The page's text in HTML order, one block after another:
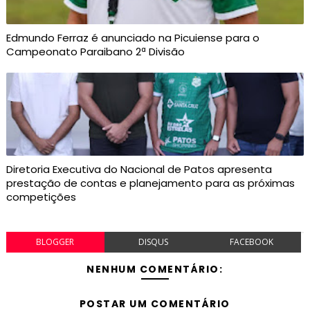
Edmundo Ferraz é anunciado na Picuiense para o
Campeonato Paraibano 2ª Divisão
Diretoria Executiva do Nacional de Patos apresenta
prestação de contas e planejamento para as próximas
competições
BLOGGER DISQUS FACEBOOK
NENHUM COMENTÁRIO:
POSTAR UM COMENTÁRIO